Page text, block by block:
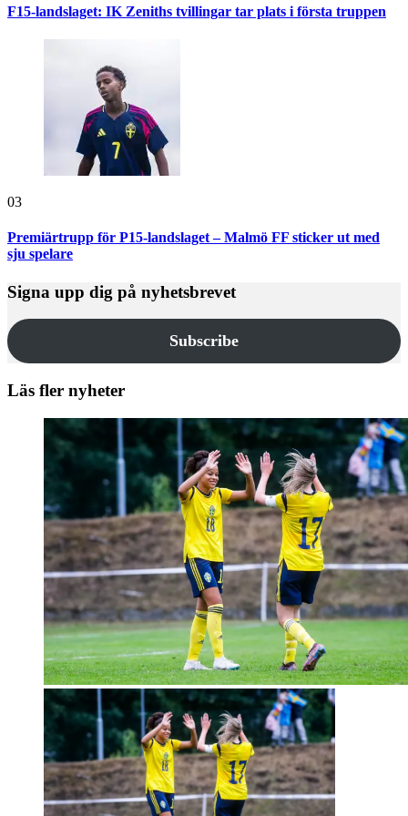
F15-landslaget: IK Zeniths tvillingar tar plats i första truppen
03
Premiärtrupp för P15-landslaget – Malmö FF sticker ut med
sju spelare
Signa upp dig på nyhetsbrevet
Subscribe
Läs fler nyheter